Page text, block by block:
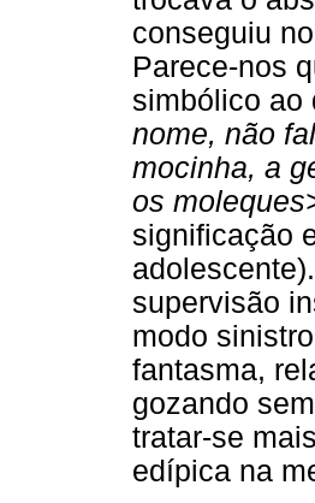
conseguiu
Parece-nos
simbólico ao
nome, não
mocinha, a
os
significação
supervisão
modo
fantasma,
gozando
tratar-se
edípica na